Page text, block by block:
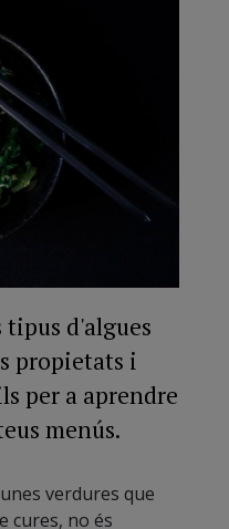
d'algues
propietats i
per a aprendre
menús.
verdures que
cures, no és